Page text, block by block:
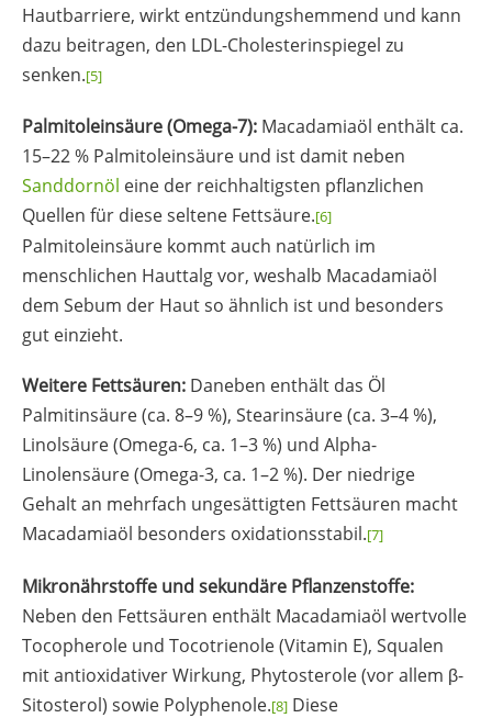
Hautbarriere, wirkt entzündungshemmend und kann
dazu beitragen, den LDL-Cholesterinspiegel zu
senken.[5]
Palmitoleinsäure (Omega-7): Macadamiaöl enthält ca.
15–22 % Palmitoleinsäure und ist damit neben
Sanddornöl eine der reichhaltigsten pflanzlichen
Quellen für diese seltene Fettsäure.[6]
Palmitoleinsäure kommt auch natürlich im
menschlichen Hauttalg vor, weshalb Macadamiaöl
dem Sebum der Haut so ähnlich ist und besonders
gut einzieht.
Weitere Fettsäuren: Daneben enthält das Öl
Palmitinsäure (ca. 8–9 %), Stearinsäure (ca. 3–4 %),
Linolsäure (Omega-6, ca. 1–3 %) und Alpha-
Linolensäure (Omega-3, ca. 1–2 %). Der niedrige
Gehalt an mehrfach ungesättigten Fettsäuren macht
Macadamiaöl besonders oxidationsstabil.[7]
Mikronährstoffe und sekundäre Pflanzenstoffe:
Neben den Fettsäuren enthält Macadamiaöl wertvolle
Tocopherole und Tocotrienole (Vitamin E), Squalen
mit antioxidativer Wirkung, Phytosterole (vor allem β-
Sitosterol) sowie Polyphenole.[8] Diese